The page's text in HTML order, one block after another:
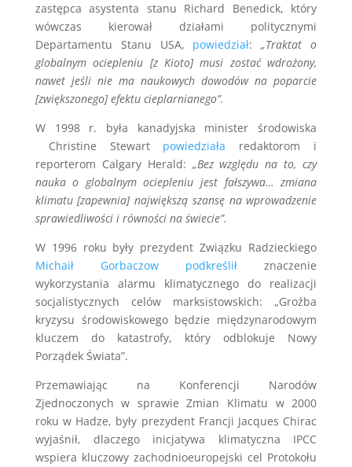
zastępca asystenta stanu Richard Benedick, który
wówczas kierował działami politycznymi
Departamentu Stanu USA, powiedział:„Traktat o
globalnym ociepleniu [z Kioto] musi zostać wdrożony,
nawet jeśli nie ma naukowych dowodów na poparcie
[zwiększonego] efektu cieplarnianego”.
W 1998 r. była kanadyjska minister środowiska
Christine Stewart powiedziała redaktorom i
reporterom Calgary Herald: „Bez względu na to, czy
nauka o globalnym ociepleniu jest fałszywa… zmiana
klimatu [zapewnia] największą szansę na wprowadzenie
sprawiedliwości i równości na świecie”.
W 1996 roku były prezydent Związku Radzieckiego
Michaił Gorbaczow podkreślił znaczenie
wykorzystania alarmu klimatycznego do realizacji
socjalistycznych celów marksistowskich: „Groźba
kryzysu środowiskowego będzie międzynarodowym
kluczem do katastrofy, który odblokuje Nowy
Porządek Świata”.
Przemawiając na Konferencji Narodów
Zjednoczonych w sprawie Zmian Klimatu w 2000
roku w Hadze, były prezydent Francji Jacques Chirac
wyjaśnił, dlaczego inicjatywa klimatyczna IPCC
wspiera kluczowy zachodnioeuropejski cel Protokołu